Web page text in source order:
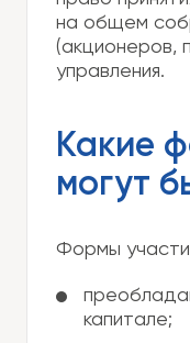
на общем
(акционеров,
управления.
Какие
могут
Формы
капитале;